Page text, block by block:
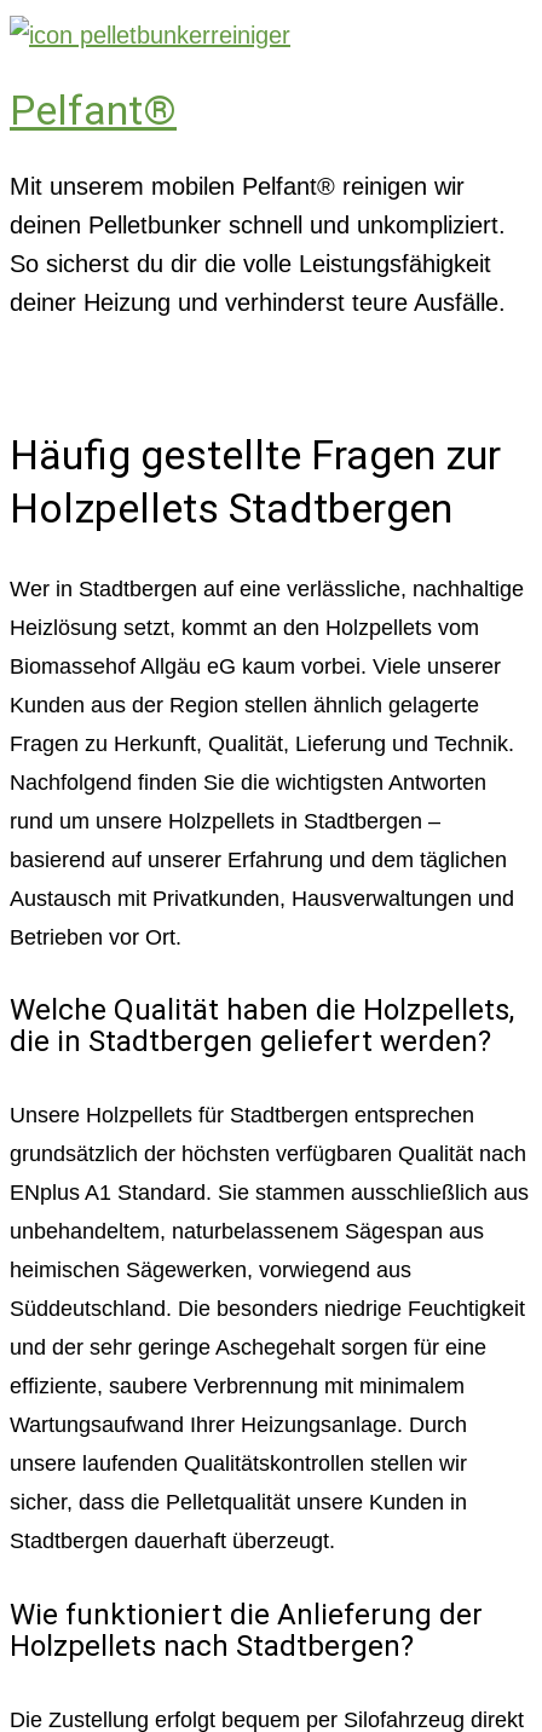
Pelfant®
Mit unserem mobilen Pelfant® reinigen wir
deinen Pelletbunker schnell und unkompliziert.
So sicherst du dir die volle Leistungsfähigkeit
deiner Heizung und verhinderst teure Ausfälle.
Häufig gestellte Fragen zur
Holzpellets Stadtbergen
Wer in Stadtbergen auf eine verlässliche, nachhaltige
Heizlösung setzt, kommt an den Holzpellets vom
Biomassehof Allgäu eG kaum vorbei. Viele unserer
Kunden aus der Region stellen ähnlich gelagerte
Fragen zu Herkunft, Qualität, Lieferung und Technik.
Nachfolgend finden Sie die wichtigsten Antworten
rund um unsere Holzpellets in Stadtbergen –
basierend auf unserer Erfahrung und dem täglichen
Austausch mit Privatkunden, Hausverwaltungen und
Betrieben vor Ort.
Welche Qualität haben die Holzpellets,
die in Stadtbergen geliefert werden?
Unsere Holzpellets für Stadtbergen entsprechen
grundsätzlich der höchsten verfügbaren Qualität nach
ENplus A1 Standard. Sie stammen ausschließlich aus
unbehandeltem, naturbelassenem Sägespan aus
heimischen Sägewerken, vorwiegend aus
Süddeutschland. Die besonders niedrige Feuchtigkeit
und der sehr geringe Aschegehalt sorgen für eine
effiziente, saubere Verbrennung mit minimalem
Wartungsaufwand Ihrer Heizungsanlage. Durch
unsere laufenden Qualitätskontrollen stellen wir
sicher, dass die Pelletqualität unsere Kunden in
Stadtbergen dauerhaft überzeugt.
Wie funktioniert die Anlieferung der
Holzpellets nach Stadtbergen?
Die Zustellung erfolgt bequem per Silofahrzeug direkt